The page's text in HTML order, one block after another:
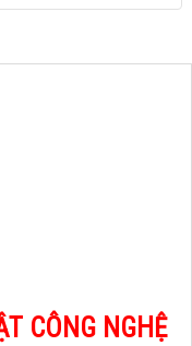
CÔNG NGHỆ